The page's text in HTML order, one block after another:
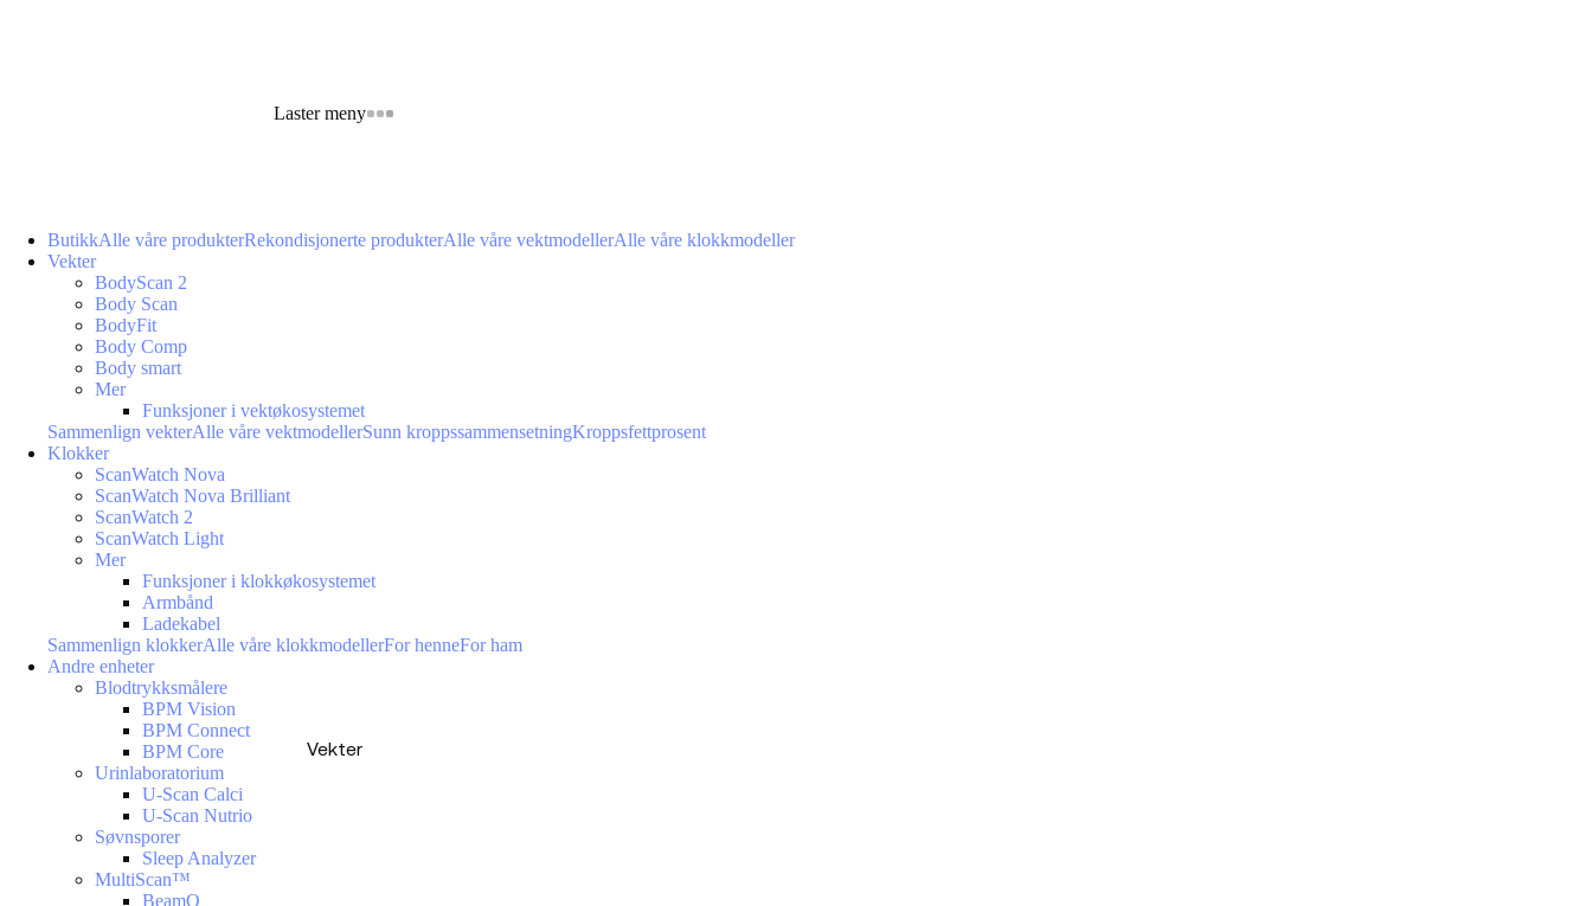
Laster meny
Vekter
ButikkAlle våre produkterRekondisjonerte produkterAlle våre vektmodellerAlle våre klokkmodeller
Vekter
BodyScan 2
Body Scan
BodyFit
Body Comp
Body smart
Mer
Funksjoner i vektøkosystemet
Sammenlign vekterAlle våre vektmodellerSunn kroppssammensetningKroppsfettprosent
Klokker
ScanWatch Nova
ScanWatch Nova Brilliant
ScanWatch 2
ScanWatch Light
Mer
Funksjoner i klokkøkosystemet
Armbånd
Ladekabel
Sammenlign klokkerAlle våre klokkmodellerFor henneFor ham
Andre enheter
Blodtrykksmålere
BPM Vision
BPM Connect
BPM Core
Urinlaboratorium
U-Scan Calci
U-Scan Nutrio
Søvnsporer
Sleep Analyzer
MultiScan™
BeamO